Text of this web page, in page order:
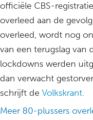
officiële CBS-
overleed aan de
overleed, wordt nog
van een terugslag van
lockdowns werden
dan verwacht
schrijft de Volkskrant.
Meer 80-plussers